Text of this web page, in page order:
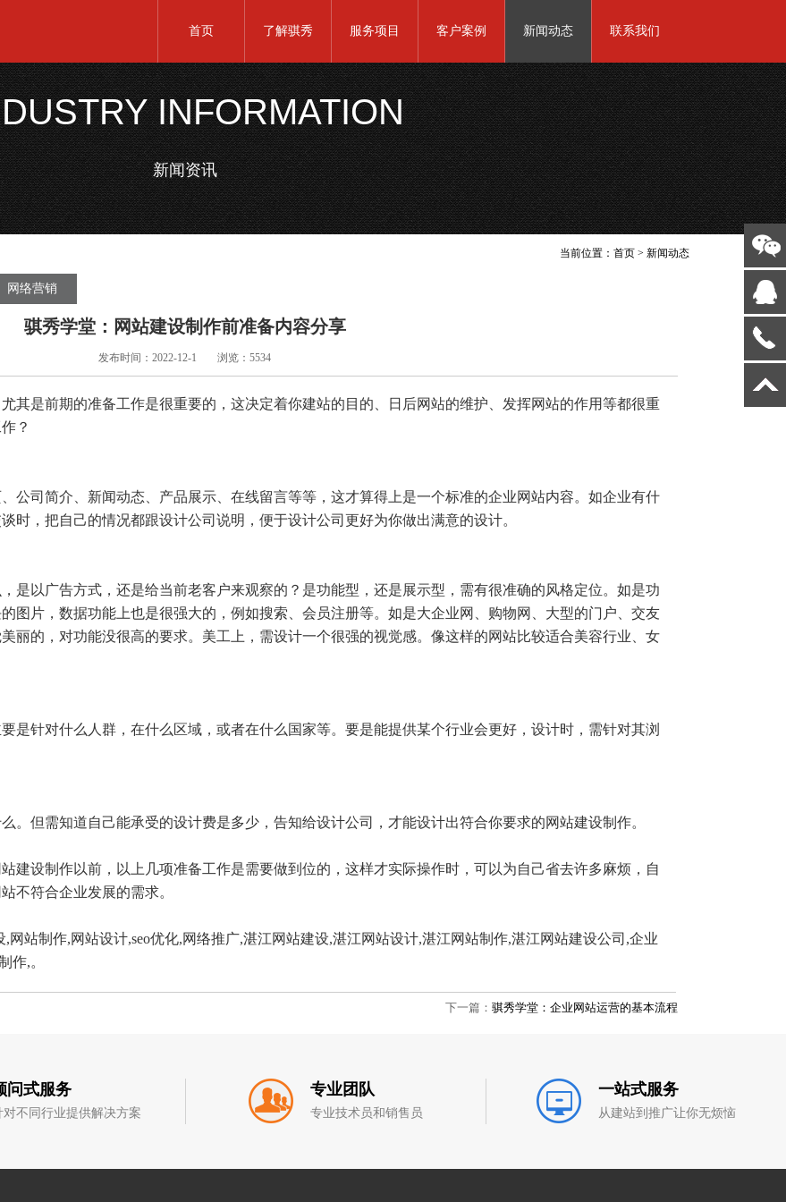
首页 了解骐秀 服务项目 客户案例 新闻动态 联系我们
INFORMATION
新闻资讯
当前位置：首页 >新闻动态
网络营销
骐秀学堂：网站建设制作前准备内容分享
发布时间：2022-12-1 浏览：5534
其是前期的准备工作是很重要的，这决定着你建站的目的、日后网站的维护、发挥网站的作用等都很重
？
公司简介、新闻动态、产品展示、在线留言等等，这才算得上是一个标准的企业网站内容。如企业有什
时，把自己的情况都跟设计公司说明，便于设计公司更好为你做出满意的设计。
是以广告方式，还是给当前老客户来观察的？是功能型，还是展示型，需有很准确的风格定位。如是功
图片，数据功能上也是很强大的，例如搜索、会员注册等。如是大企业网、购物网、大型的门户、交友
丽的，对功能没很高的要求。美工上，需设计一个很强的视觉感。像这样的网站比较适合美容行业、女
是针对什么人群，在什么区域，或者在什么国家等。要是能提供某个行业会更好，设计时，需针对其浏
。但需知道自己能承受的设计费是多少，告知给设计公司，才能设计出符合你要求的网站建设制作。
建设制作以前，以上几项准备工作是需要做到位的，这样才实际操作时，可以为自己省去许多麻烦，自
不符合企业发展的需求。
,网站制作,网站设计,seo优化,网络推广,湛江网站建设,湛江网站设计,湛江网站制作,湛江网站建设公司,企业
作,。
下一篇：骐秀学堂：企业网站运营的基本流程
问式服务
对不同行业提供解决方案
专业团队
专业技术员和销售员
一站式服务
从建站到推广让你无烦恼